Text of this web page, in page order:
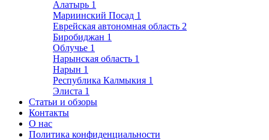
Алатырь 1
Мариинский Посад 1
Еврейская автономная область 2
Биробиджан 1
Облучье 1
Нарынская область 1
Нарын 1
Республика Калмыкия 1
Элиста 1
Статьи и обзоры
Контакты
О нас
Политика конфиденциальности